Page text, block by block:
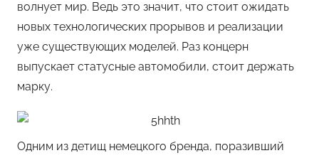
волнует мир. Ведь это значит, что стоит ожидать
новых технологических прорывов и реализации
уже существующих моделей. Раз концерн
выпускает статусные автомобили, стоит держать
марку.
Одним из детищ немецкого бренда, поразивший